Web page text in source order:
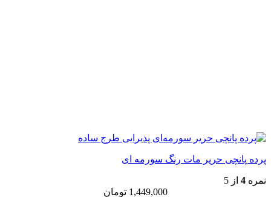
پرده پانچی حریر مات رنگ سورمه ای
نمره4 از 5
1,449,000 تومان